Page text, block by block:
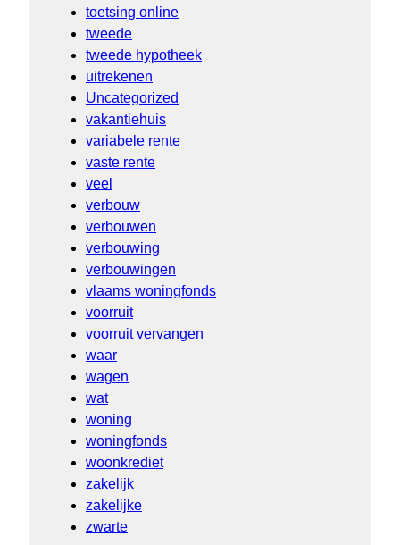
toetsing online
tweede
tweede hypotheek
uitrekenen
Uncategorized
vakantiehuis
variabele rente
vaste rente
veel
verbouw
verbouwen
verbouwing
verbouwingen
vlaams woningfonds
voorruit
voorruit vervangen
waar
wagen
wat
woning
woningfonds
woonkrediet
zakelijk
zakelijke
zwarte